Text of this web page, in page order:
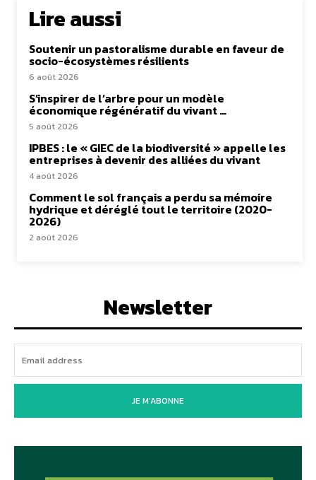
Lire aussi
Soutenir un pastoralisme durable en faveur de
socio-écosystèmes résilients
6 août 2026
S’inspirer de l’arbre pour un modèle
économique régénératif du vivant …
5 août 2026
IPBES : le « GIEC de la biodiversité » appelle les
entreprises à devenir des alliées du vivant
4 août 2026
Comment le sol français a perdu sa mémoire
hydrique et déréglé tout le territoire (2020-
2026)
2 août 2026
Newsletter
JE M'ABONNE